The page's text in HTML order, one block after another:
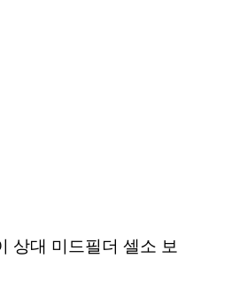
상대 미드필더 셀소 보